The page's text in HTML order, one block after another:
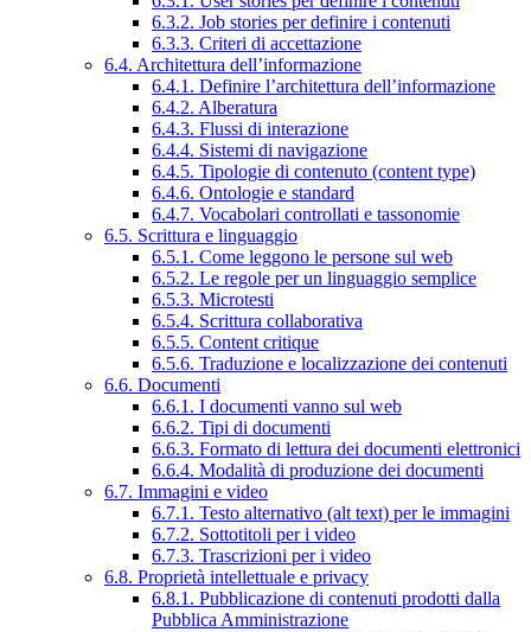
6.3.2. Job stories per definire i contenuti
6.3.3. Criteri di accettazione
6.4. Architettura dell’informazione
6.4.1. Definire l’architettura dell’informazione
6.4.2. Alberatura
6.4.3. Flussi di interazione
6.4.4. Sistemi di navigazione
6.4.5. Tipologie di contenuto (content type)
6.4.6. Ontologie e standard
6.4.7. Vocabolari controllati e tassonomie
6.5. Scrittura e linguaggio
6.5.1. Come leggono le persone sul web
6.5.2. Le regole per un linguaggio semplice
6.5.3. Microtesti
6.5.4. Scrittura collaborativa
6.5.5. Content critique
6.5.6. Traduzione e localizzazione dei contenuti
6.6. Documenti
6.6.1. I documenti vanno sul web
6.6.2. Tipi di documenti
6.6.3. Formato di lettura dei documenti elettronici
6.6.4. Modalità di produzione dei documenti
6.7. Immagini e video
6.7.1. Testo alternativo (alt text) per le immagini
6.7.2. Sottotitoli per i video
6.7.3. Trascrizioni per i video
6.8. Proprietà intellettuale e privacy
6.8.1. Pubblicazione di contenuti prodotti dalla
Pubblica Amministrazione